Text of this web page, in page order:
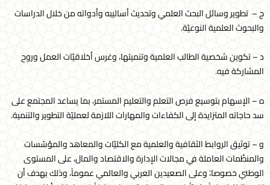
ج – تطوير وسائل البحث العلمي وتحديث أساليبه وأدواته من خلال الدراسات
والبحوث العلمية النوعيّة.
د – تكوين شخصية الطالب العلمية وتنميتها، وغرس أخلاقيّات العمل وروح
المشاركة فيه.
ه – الإسهام بتوسيع فرص التعلم والتعليم المستمر، بما يساعد المجتمع على
سد حاجاته المتزايدة إلى الكفاءات والمهارات اللازمة لعمليّة التطوير والتنمية.
و – توثيق الروابط الثقافية والعلمية مع الكليّات والمعاهد والمؤسّسات
والمنظّمات العاملة في مجالات الإدارة والاقتصاد والمال، على المستوى
الوطني خصوصا،ً وعلى الصعيدين العربي والعالمي عموماً، وذلك بهدف أن